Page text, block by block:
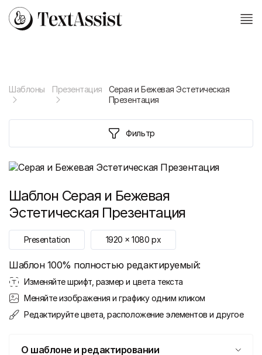
Шаблоны Презентация
Серая и Бежевая Эстетическая
Презентация
Фильтр
Шаблон Серая и Бежевая
Эстетическая Презентация
Presentation 1920 x1080 px
Шаблон 100% полностью редактируемый:
Изменяйте шрифт, размер и цвета текста
Меняйте изображения и графику одним кликом
Редактируйте цвета, расположение элементов и другое
О шаблоне и редактировании